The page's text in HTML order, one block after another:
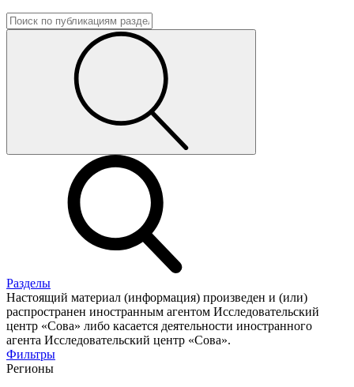
Разделы
Настоящий материал (информация) произведен и (или)
распространен иностранным агентом Исследовательский
центр «Сова» либо касается деятельности иностранного
агента Исследовательский центр «Сова».
Фильтры
Регионы